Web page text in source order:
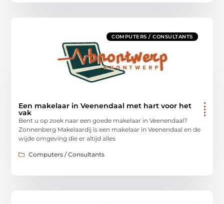
COMPUTERS / CONSULTANTS
Een makelaar in Veenendaal met hart voor het
vak
Bent u op zoek naar een goede makelaar in Veenendaal?
Zonnenberg Makelaardij is een makelaar in Veenendaal en de
wijde omgeving die er altijd alles
Computers / Consultants